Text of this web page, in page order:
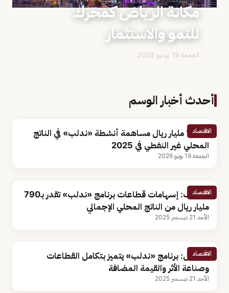
مكانة الرياض كمحرك
للنمو والاستثمار
الجمعة 19 يونيو 2026
أحدث أخبار الوسم
الاقتصاد
1,045 مليار ريال مساهمة أنشطة «ندلب» في الناتج
المحلي غير النفطي في 2025
الجمعة 19 يونيو 2026
الاقتصاد
الخريف: إسهامات قطاعات برنامج «ندلب» تقدر بـ790
مليار ريال من الناتج المحلي الإجمالي
الأحد 21 ديسمبر 2025
الاقتصاد
مسؤول: برنامج «ندلب» يتميز بتكامل القطاعات
وصناعة الأثر والقيمة المضافة
الأحد 21 ديسمبر 2025